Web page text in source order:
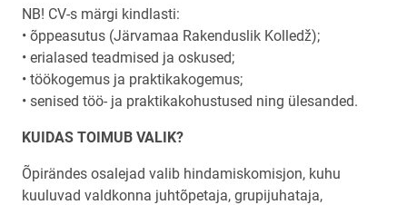
NB! CV-s märgi kindlasti:
• õppeasutus (Järvamaa Rakenduslik Kolledž);
• erialased teadmised ja oskused;
• töökogemus ja praktikakogemus;
• senised töö- ja praktikakohustused ning ülesanded.
KUIDAS TOIMUB VALIK?
Õpirändes osalejad valib hindamiskomisjon, kuhu
kuuluvad valdkonna juhtõpetaja, grupijuhataja,